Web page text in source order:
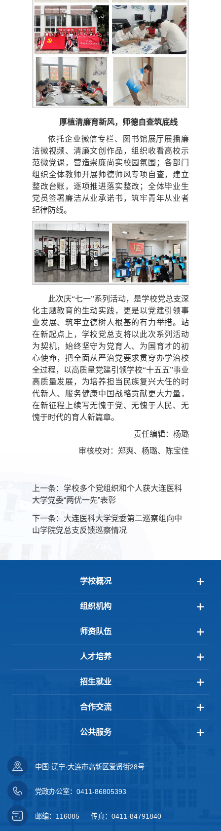
厚植清廉育新风，师德自查筑底线
依托企业微信专栏、图书馆展厅展播廉
洁微视频、清廉文创作品，组织收看高校示
范微党课，营造崇廉尚实校园氛围；各部门
组织全体教师开展师德师风专项自查，建立
整改台账，逐项推进落实整改；全体毕业生
党员签署廉洁从业承诺书，筑牢青年从业者
纪律防线。
此次庆“七一”系列活动，是学校党总支深
化主题教育的生动实践，更是以党建引领事
业发展、筑牢立德树人根基的有力举措。站
在新起点上，学校党总支将以此次系列活动
为契机，始终坚守为党育人、为国育才的初
心使命，把全面从严治党要求贯穿办学治校
全过程，以高质量党建引领学校“十五五”事业
高质量发展，为培养担当民族复兴大任的时
代新人、服务健康中国战略贡献更大力量，
在新征程上续写无愧于党、无愧于人民、无
愧于时代的育人新篇章。
责任编辑：杨璐
审核校对：郑爽、杨璐、陈宝佳
上一条： 学校多个党组织和个人获大连医科
大学党委“两优一先”表彰
下一条： 大连医科大学党委第二巡察组向中
山学院党总支反馈巡察情况
学校概况
组织机构
师资队伍
人才培养
招生就业
合作交流
公共服务
中国·辽宁·大连市高新区爱贤街28号
党政办公室：0411-86805393
邮编：116085 传真：0411-84791840